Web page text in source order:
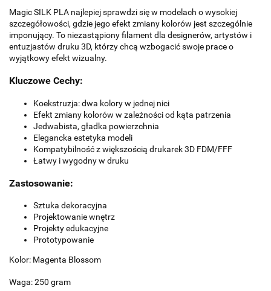
Magic SILK PLA najlepiej sprawdzi się w modelach o wysokiej
szczegółowości, gdzie jego efekt zmiany kolorów jest szczególnie
imponujący. To niezastąpiony filament dla designerów, artystów i
entuzjastów druku 3D, którzy chcą wzbogacić swoje prace o
wyjątkowy efekt wizualny.
Kluczowe Cechy:
Koekstruzja: dwa kolory w jednej nici
Efekt zmiany kolorów w zależności od kąta patrzenia
Jedwabista, gładka powierzchnia
Elegancka estetyka modeli
Kompatybilność z większością drukarek 3D FDM/FFF
Łatwy i wygodny w druku
Zastosowanie:
Sztuka dekoracyjna
Projektowanie wnętrz
Projekty edukacyjne
Prototypowanie
Kolor: Magenta Blossom
Waga: 250 gram